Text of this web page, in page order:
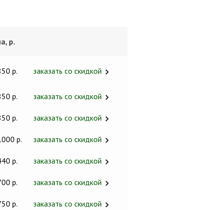
р.
р. заказать со скидкой
р. заказать со скидкой
р. заказать со скидкой
р. заказать со скидкой
р. заказать со скидкой
р. заказать со скидкой
р. заказать со скидкой